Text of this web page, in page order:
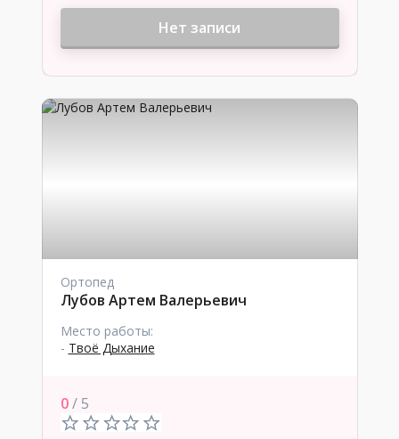
Нет записи
Ортопед
Лубов Артем Валерьевич
Место работы:
- Твоё Дыхание
0/ 5